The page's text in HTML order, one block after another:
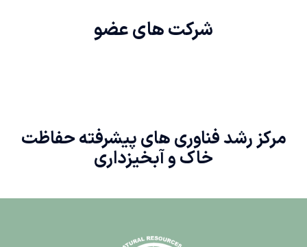
شرکت هایعضو
مرکز رشد فناوری های پیشرفته حفاظت
خاک و آبخیزداری